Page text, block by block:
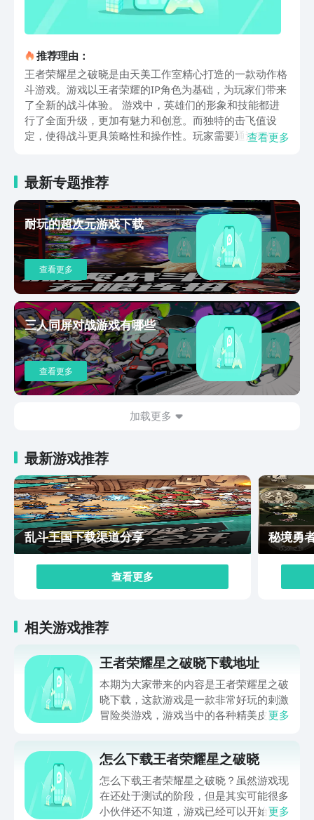
推荐理由：
王者荣耀星之破晓是由天美工作室精心打造的一款动作格
斗游戏。游戏以王者荣耀的IP角色为基础，为玩家们带来
了全新的战斗体验。 游戏中，英雄们的形象和技能都进
行了全面升级，更加有魅力和创意。而独特的击飞值设
定，使得战斗更具策略性和操作性。玩家需要通过巧妙的
素，又增加了新的挑战和乐趣。 游戏的对局环境也十分
出色，排位赛中的1V1和2V2匹配方式，既适合个人展现
实力，也适合与朋友组队配合。对新手来说连招不容易上
手，所以游戏中也提供了丰富的教程，让新手快速提高操
作水平。 总的来说，《王者荣耀星之破晓》是一款值得
一试的游戏。它既有王者荣耀的经典元素，又有创新的战
斗方式和丰富的对局环境。现在大家清楚王者荣耀星之破
晓怎样下载了吧，对这款游戏感兴趣的话，可以去预约一
下。
查看更多
最新专题推荐
耐玩的超次元游戏下载
查看更多
三人同屏对战游戏有哪些
查看更多
加载更多
最新游戏推荐
乱斗王国下载渠道分享
查看更多
秘境勇
相关游戏推荐
王者荣耀星之破晓下载地址
本期为大家带来的内容是王者荣耀星之破
晓下载，这款游戏是一款非常好玩的刺激
冒险类游戏，游戏当中的各种精美皮肤层
戏的特色，感兴趣的就一起往下看看吧。
更多
怎么下载王者荣耀星之破晓
怎么下载王者荣耀星之破晓？虽然游戏现
在还处于测试的阶段，但是其实可能很多
小伙伴还不知道，游戏已经可以开始预约
更多